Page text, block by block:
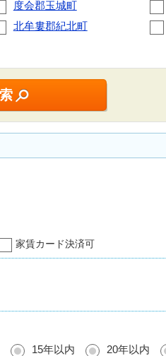
度会郡玉城町
北牟婁郡紀北町
家賃カード決済可
15年以内 20年以内